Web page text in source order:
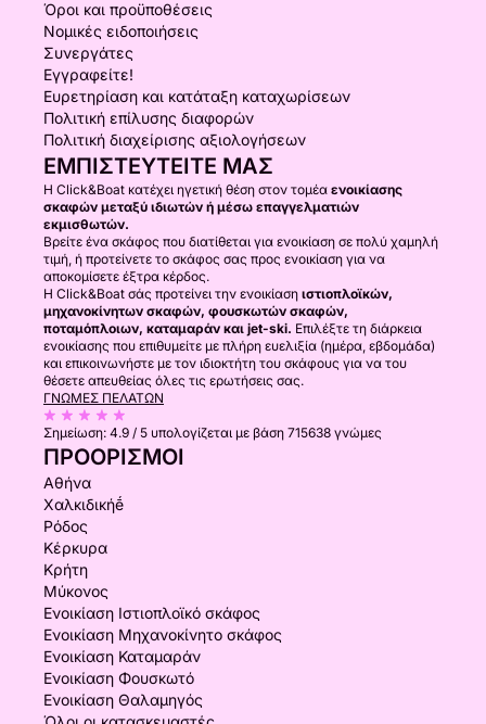
Όροι και προϋποθέσεις
Νομικές ειδοποιήσεις
Συνεργάτες
Εγγραφείτε!
Ευρετηρίαση και κατάταξη καταχωρίσεων
Πολιτική επίλυσης διαφορών
Πολιτική διαχείρισης αξιολογήσεων
ΕΜΠΙΣΤΕΥΤΕΊΤΕ ΜΑΣ
Η Click&Boat κατέχει ηγετική θέση στον τομέα ενοικίασης
σκαφών μεταξύ ιδιωτών ή μέσω επαγγελματιών
εκμισθωτών.
Βρείτε ένα σκάφος που διατίθεται για ενοικίαση σε πολύ χαμηλή
τιμή, ή προτείνετε το σκάφος σας προς ενοικίαση για να
αποκομίσετε έξτρα κέρδος.
Η Click&Boat σάς προτείνει την ενοικίαση ιστιοπλοϊκών,
μηχανοκίνητων σκαφών, φουσκωτών σκαφών,
ποταμόπλοιων, καταμαράν και jet-ski. Επιλέξτε τη διάρκεια
ενοικίασης που επιθυμείτε με πλήρη ευελιξία (ημέρα, εβδομάδα)
και επικοινωνήστε με τον ιδιοκτήτη του σκάφους για να του
θέσετε απευθείας όλες τις ερωτήσεις σας.
ΓΝΏΜΕΣ ΠΕΛΑΤΏΝ
Σημείωση: 4.9 / 5 υπολογίζεται με βάση 715638 γνώμες
ΠΡΟΟΡΙΣΜΟΊ
Αθήνα
Χαλκιδικήḗ
Ρόδος
Κέρκυρα
Κρήτη
Μύκονος
Ενοικίαση Ιστιοπλοϊκό σκάφος
Ενοικίαση Μηχανοκίνητο σκάφος
Ενοικίαση Καταμαράν
Ενοικίαση Φουσκωτό
Ενοικίαση Θαλαμηγός